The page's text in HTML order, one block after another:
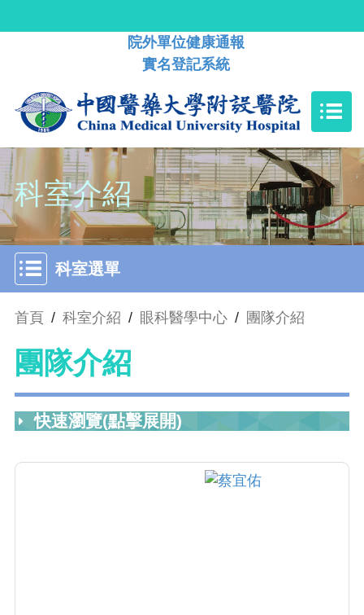
院外單位健康通報
實名登記系統
科室介紹
科室選單
首頁 / 科室介紹 / 眼科醫學中心 / 團隊介紹
團隊介紹
快速瀏覽(點擊展開)